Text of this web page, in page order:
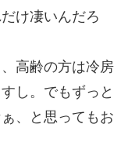
け凄いんだろ
高齢の方は冷房
し。でもずっと
、と思ってもお